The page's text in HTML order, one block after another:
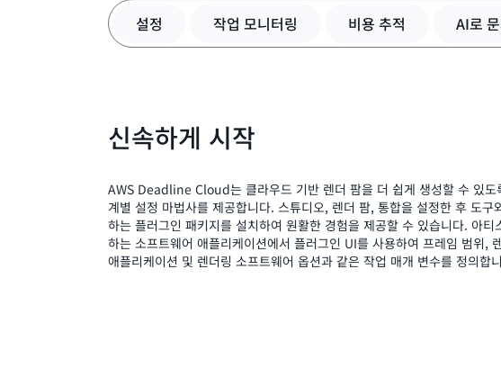
설정 작업 모니터링 비용 추적 AI로
신속하게 시작
AWS Deadline Cloud는 클라우드 기반 렌더 팜을 더 쉽게 생성할 수 있도
계별 설정 마법사를 제공합니다. 스튜디오, 렌더 팜, 통합을 설정한 후 도구
하는 플러그인 패키지를 설치하여 원활한 경험을 제공할 수 있습니다. 아티
하는 소프트웨어 애플리케이션에서 플러그인 UI를 사용하여 프레임 범위,
애플리케이션 및 렌더링 소프트웨어 옵션과 같은 작업 매개 변수를 정의합